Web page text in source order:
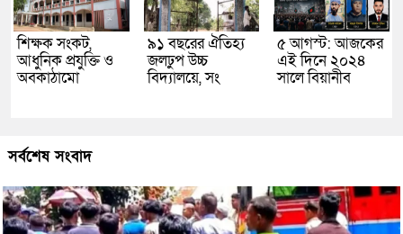
শিক্ষক সংকট,
আধুনিক প্রযুক্তি ও
অবকাঠামো
৯১ বছরের ঐতিহ্য
জলঢুপ উচ্চ
বিদ্যালয়ে, সং
৫ আগস্ট: আজকের
এই দিনে ২০২৪
সালে বিয়ানীব
সর্বশেষ সংবাদ